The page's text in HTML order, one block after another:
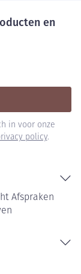
en
in voor onze
policy.
Afspraken